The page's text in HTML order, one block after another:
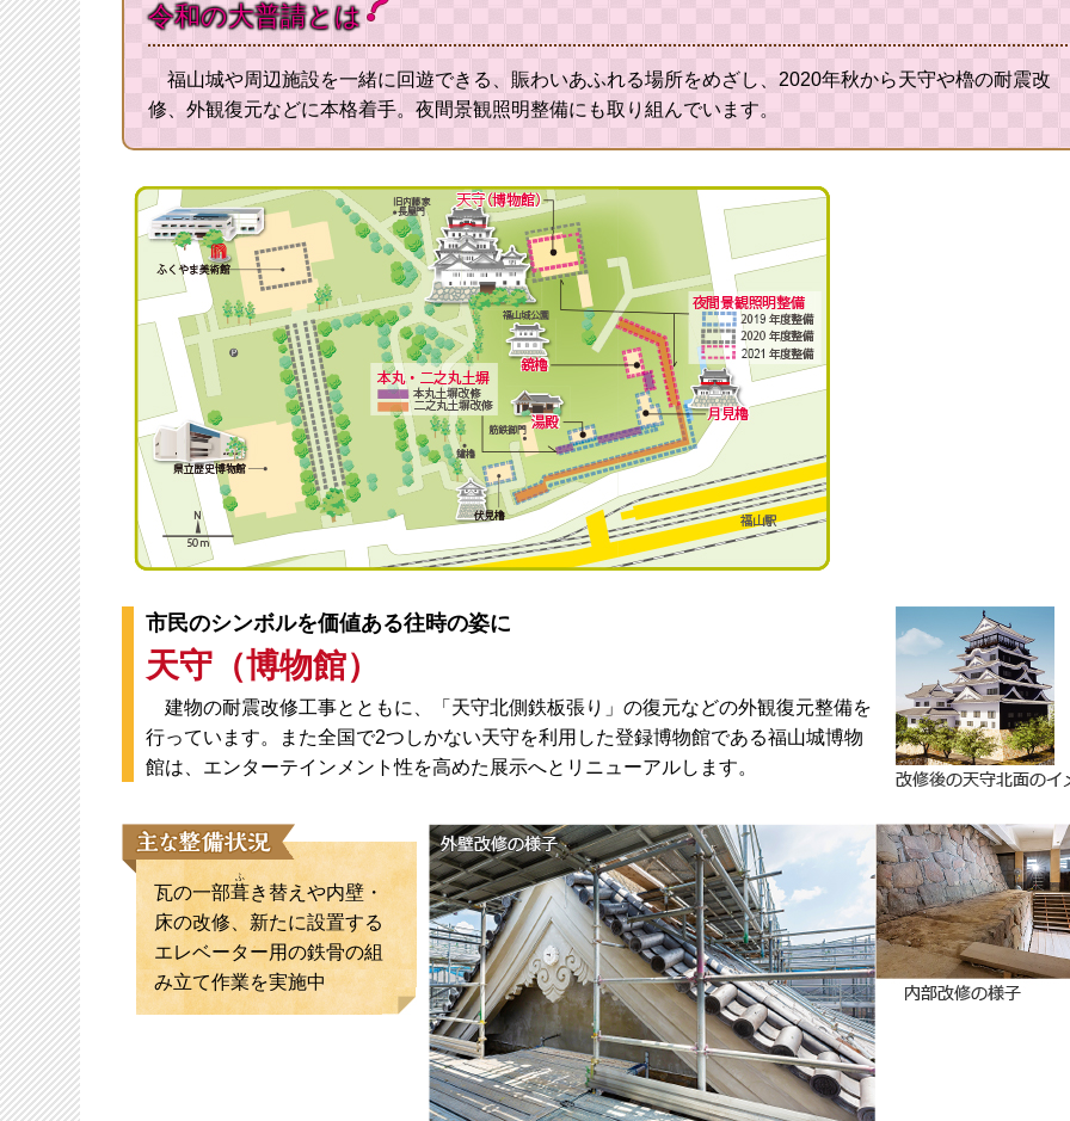
令和の大普請とは
福山城や周辺施設を一緒に回遊できる、賑わいあふれる場所をめざし、2020年秋から天守や櫓の耐震改
修、外観復元などに本格着手。夜間景観照明整備にも取り組んでいます。
市民のシンボルを価値ある往時の姿に
天守（博物館）
建物の耐震改修工事とともに、「天守北側鉄板張り」の復元などの外観復元整備を
行っています。また全国で2つしかない天守を利用した登録博物館である福山城博物
館は、エンターテインメント性を高めた展示へとリニューアルします。
瓦の一部葺
ふ
き替えや内壁・
床の改修、新たに設置する
エレベーター用の鉄骨の組
み立て作業を実施中